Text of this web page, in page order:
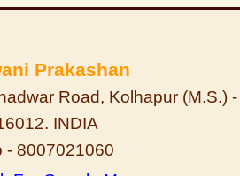
Prakashan
Road, Kolhapur (M.S.) -
INDIA
- 8007021060